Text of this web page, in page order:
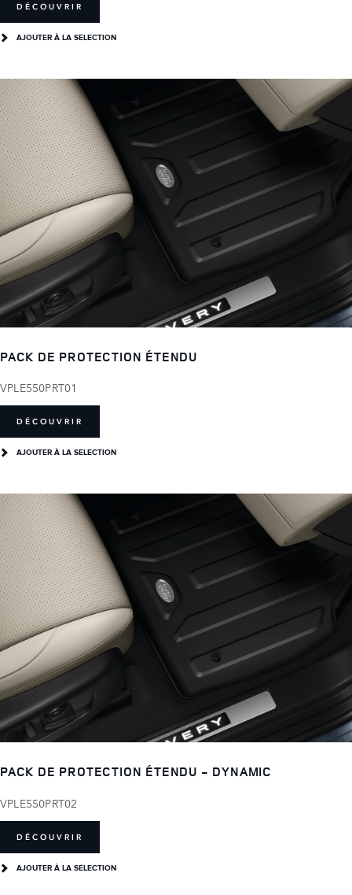
DÉCOUVRIR
AJOUTER À LA SELECTION
PACK DE PROTECTION ÉTENDU
VPLE550PRT01
DÉCOUVRIR
AJOUTER À LA SELECTION
PACK DE PROTECTION ÉTENDU - DYNAMIC
VPLE550PRT02
DÉCOUVRIR
AJOUTER À LA SELECTION